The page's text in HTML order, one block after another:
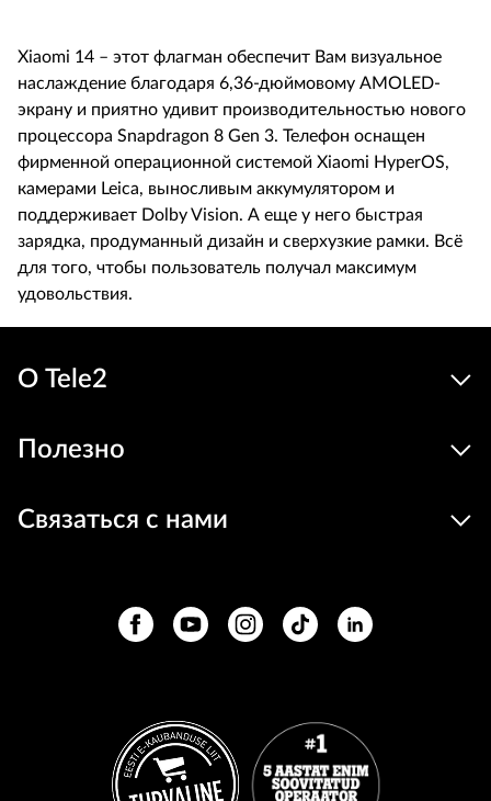
Xiaomi 14 – этот флагман обеспечит Вам визуальное
наслаждение благодаря 6,36-дюймовому AMOLED-
экрану и приятно удивит производительностью нового
процессора Snapdragon 8 Gen 3. Телефон оснащен
фирменной операционной системой Xiaomi HyperOS,
камерами Leica, выносливым аккумулятором и
поддерживает Dolby Vision. А еще у него быстрая
зарядка, продуманный дизайн и сверхузкие рамки. Всё
для того, чтобы пользователь получал максимум
удовольствия.
О Tele2
Полезно
Связаться с нами